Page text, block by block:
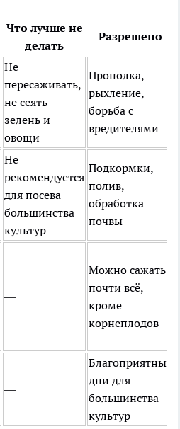
Что лучше не
делать
Разрешено
Не
пересаживать,
не сеять
зелень и
овощи
Прополка,
рыхление,
борьба с
вредителями
Не
рекомендуется
для посева
большинства
культур
Подкормки,
полив,
обработка
почвы
—
Можно сажать
почти всё,
кроме
корнеплодов
—
Благоприятные
дни для
большинства
культур